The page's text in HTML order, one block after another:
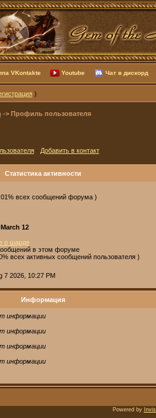
VKontakte Youtube Чат в дискорд
)
-> Профиль пользователя
· Добавить в контакт
Статистика активности
всех сообщений форума )
12
о шарде
в этом форуме
всех активных сообщений пользователя )
7 2026, 10:27 PM
Информация
информации
информации
информации
информации
Powered by